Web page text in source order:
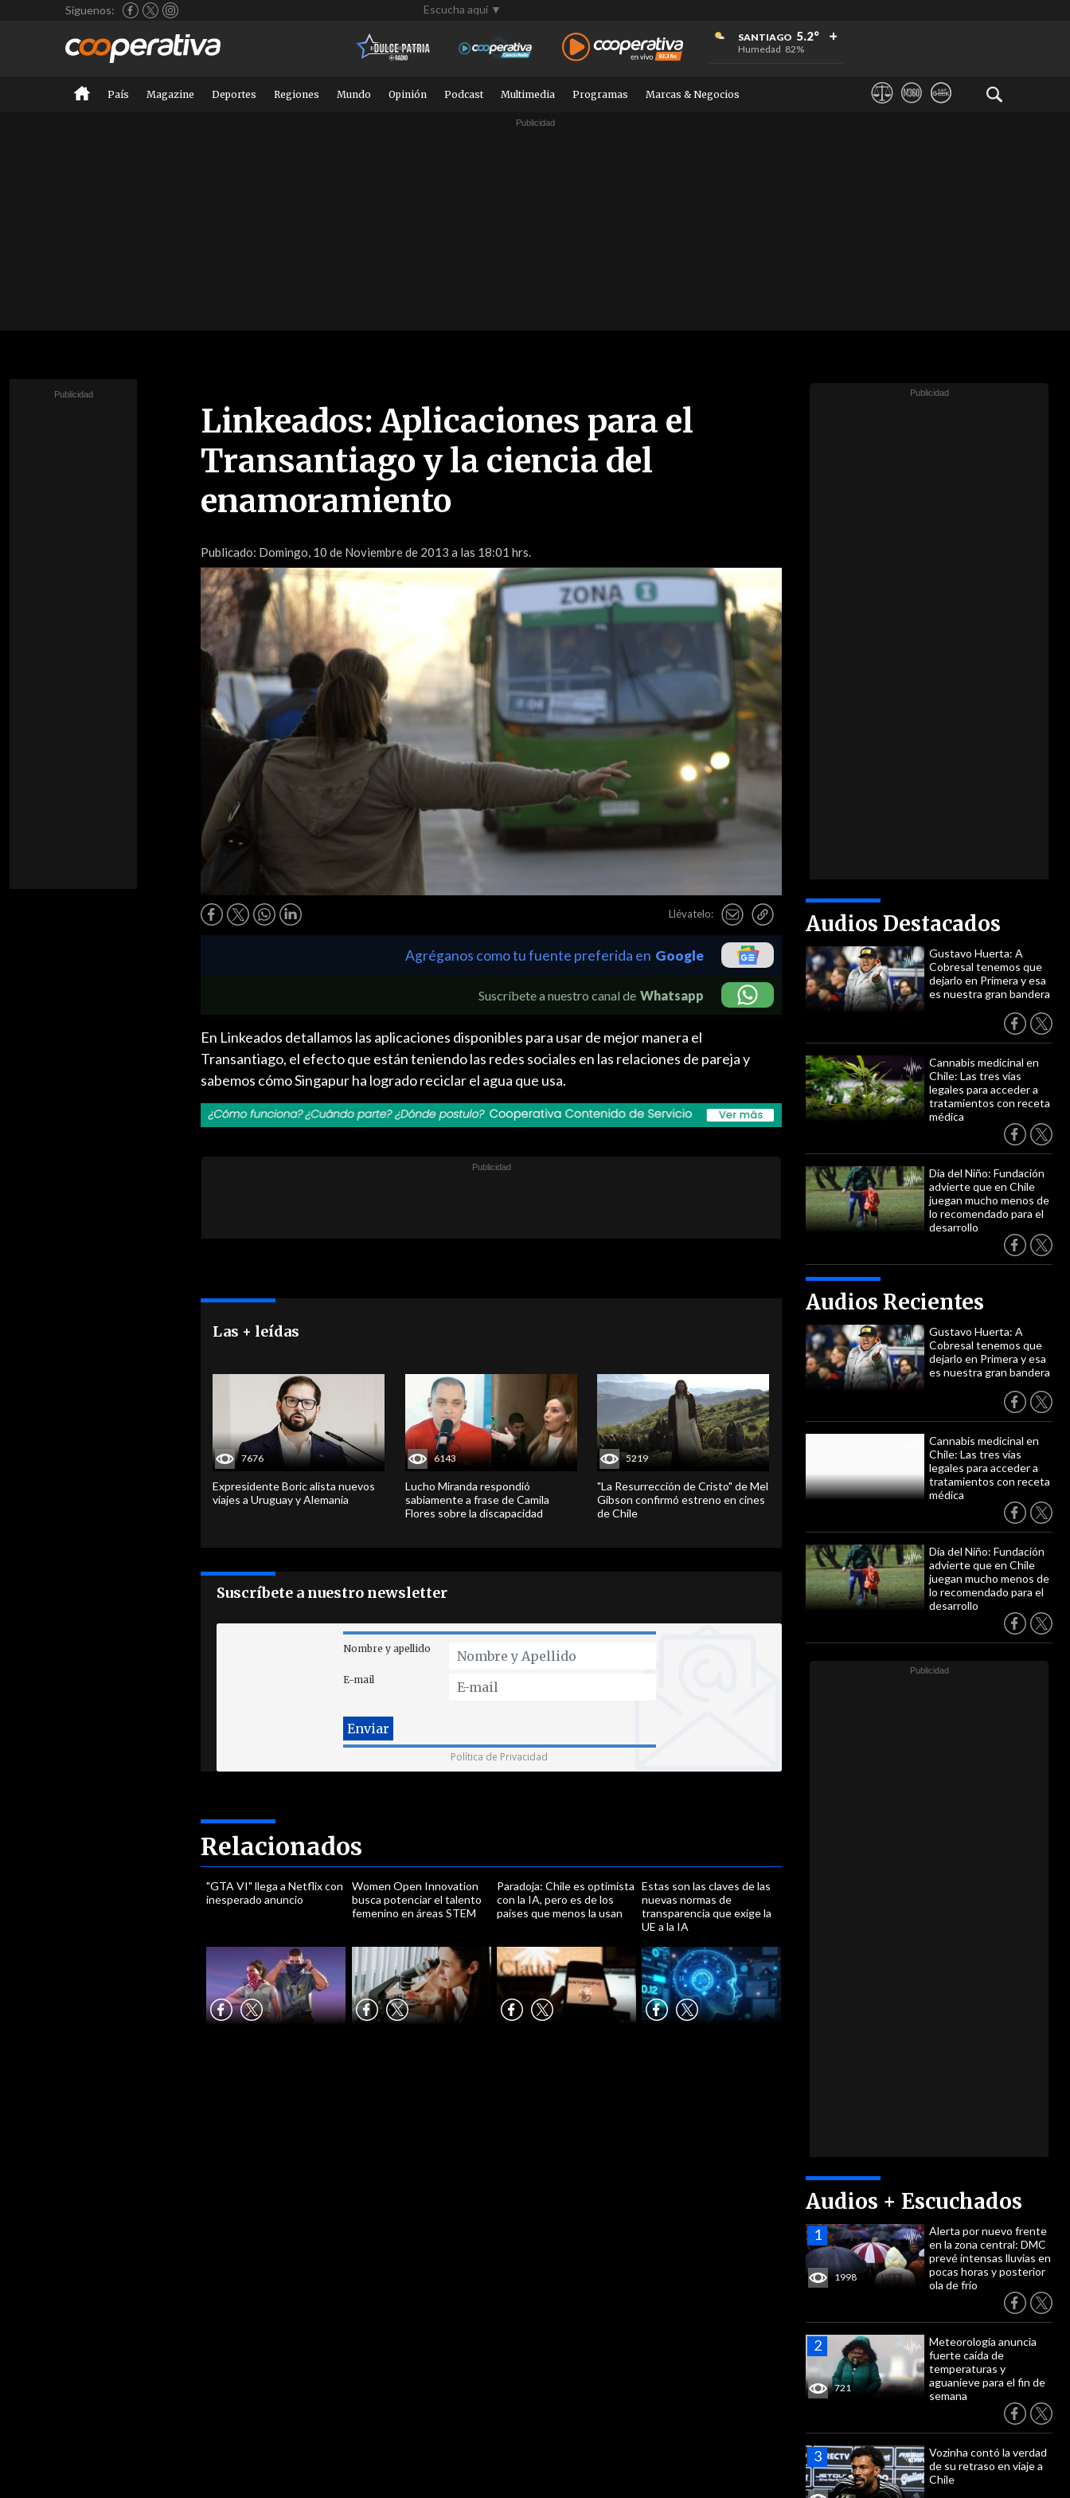
Síguenos: Escucha aquí ▼
SANTIAGO 5.2°
Humedad 82%
+
+
+
País Magazine Deportes Regiones Mundo Opinión Podcast Multimedia Programas Marcas & Negocios
Linkeados: Aplicaciones para el
Transantiago y la ciencia del
enamoramiento
Publicado: Domingo, 10 de Noviembre de 2013 a las 18:01 hrs.
Llévatelo: Audios Destacados
Gustavo Huerta: A
Cobresal tenemos que
dejarlo en Primera y esa
es nuestra gran bandera
Cannabis medicinal en
Chile: Las tres vías
legales para acceder a
tratamientos con receta
médica
Día del Niño: Fundación
advierte que en Chile
juegan mucho menos de
lo recomendado para el
desarrollo
Audios Recientes
Gustavo Huerta: A
Cobresal tenemos que
dejarlo en Primera y esa
es nuestra gran bandera
Cannabis medicinal en
Chile: Las tres vías
legales para acceder a
tratamientos con receta
médica
Día del Niño: Fundación
advierte que en Chile
juegan mucho menos de
lo recomendado para el
desarrollo
Audios + Escuchados
1998
Alerta por nuevo frente
en la zona central: DMC
prevé intensas lluvias en
pocas horas y posterior
ola de frío
721
Meteorología anuncia
fuerte caída de
temperaturas y
aguanieve para el fin de
semana
Vozinha contó la verdad
de su retraso en viaje a
Chile
Agréganos como tu fuente preferida en Google
Suscríbete a nuestro canal de Whatsapp
En Linkeados detallamos las aplicaciones disponibles para usar de mejor manera el
Transantiago, el efecto que están teniendo las redes sociales en las relaciones de pareja y
sabemos cómo Singapur ha logrado reciclar el agua que usa.
Las + leídas
7676
Expresidente Boric alista nuevos
viajes a Uruguay y Alemania
6143
Lucho Miranda respondió
sabiamente a frase de Camila
Flores sobre la discapacidad
5219
"La Resurrección de Cristo" de Mel
Gibson confirmó estreno en cines
de Chile
Suscríbete a nuestro newsletter
Nombre y apellido
E-mail
Política de Privacidad
Relacionados
"GTA VI" llega a Netflix con
inesperado anuncio
Women Open Innovation
busca potenciar el talento
femenino en áreas STEM
Paradoja: Chile es optimista
con la IA, pero es de los
países que menos la usan
Estas son las claves de las
nuevas normas de
transparencia que exige la
UE a la IA